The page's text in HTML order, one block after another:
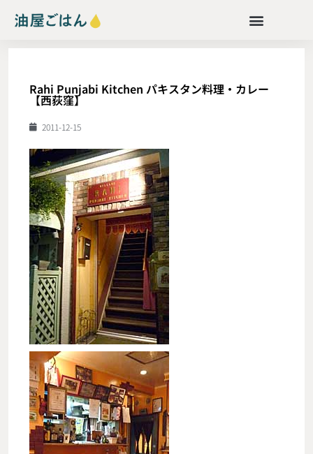
Rahi Punjabi Kitchen パキスタン料理・カレー
【西荻窪】
2011-12-15